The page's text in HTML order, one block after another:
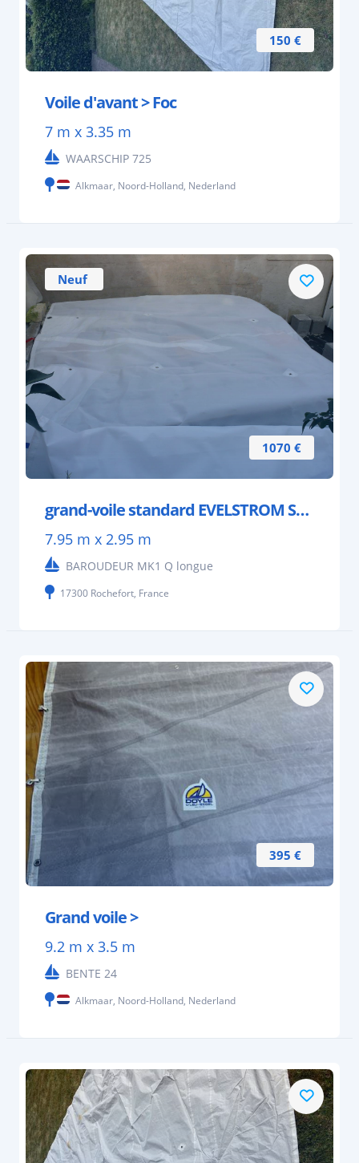
150 €
Voile d'avant > Foc
7 m x 3.35 m
WAARSCHIP 725
Alkmaar, Noord-Holland, Nederland
1070 €
Neuf
grand-voile standard EVELSTROM SAILS.
7.95 m x 2.95 m
BAROUDEUR MK1 Q longue
17300 Rochefort, France
395 €
Grand voile >
9.2 m x 3.5 m
BENTE 24
Alkmaar, Noord-Holland, Nederland